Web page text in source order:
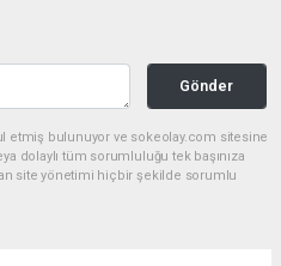
Gönder
etmiş bulunuyor ve sokeolay.com sitesine
dolaylı tüm sorumluluğu tek başınıza
site yönetimi hiçbir şekilde sorumlu